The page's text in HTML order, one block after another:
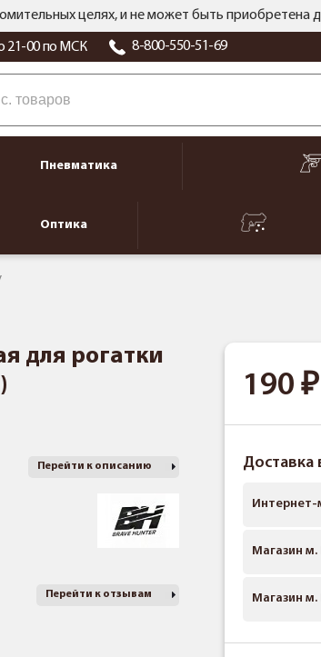
целях, и не может быть приобретена
21-00 по МСК 8-800-550-51-69
Пневматика
Оптика
для рогатки
Перейти к описанию
Перейти к отзывам
190
Доставка
Интернет-
Магазин м.
Магазин м.